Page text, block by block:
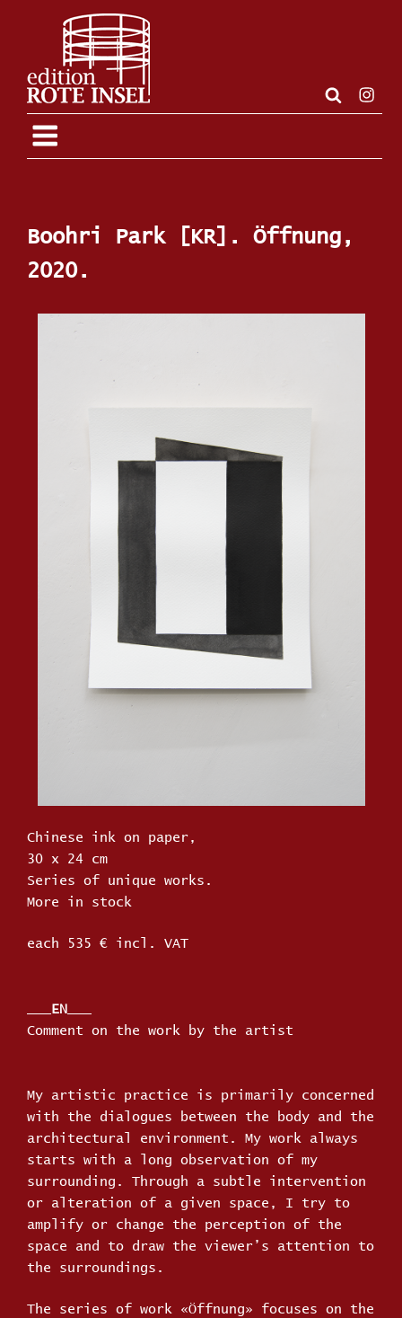
Boohri Park [KR]. Öffnung,
2020.
Chinese ink on paper,
30 x 24 cm
Series of unique works.
More in stock
each 535 € incl. VAT
EN
Comment on the work by the artist
My artistic practice is primarily concerned
with the dialogues between the body and the
architectural environment. My work always
starts with a long observation of my
surrounding. Through a subtle intervention
or alteration of a given space, I try to
amplify or change the perception of the
space and to draw the viewer’s attention to
the surroundings.
The series of work «Öffnung» focuses on the